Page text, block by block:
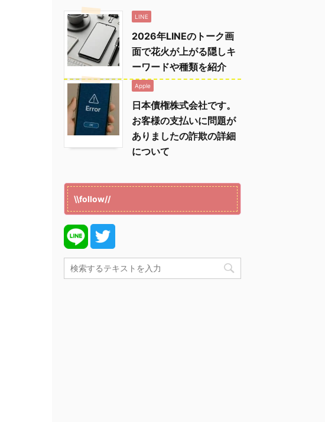
LINE
2026年LINEのトーク画
面で花火が上がる隠しキ
ーワードや種類を紹介
Apple
日本債権株式会社です。
お客様の支払いに問題が
ありましたの詐欺の詳細
について
\\follow//